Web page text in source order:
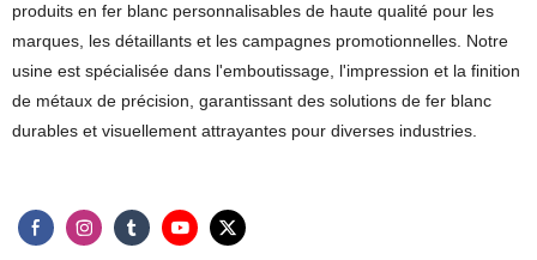
produits en fer blanc personnalisables de haute qualité pour les
marques, les détaillants et les campagnes promotionnelles. Notre
usine est spécialisée dans l'emboutissage, l'impression et la finition
de métaux de précision, garantissant des solutions de fer blanc
durables et visuellement attrayantes pour diverses industries.